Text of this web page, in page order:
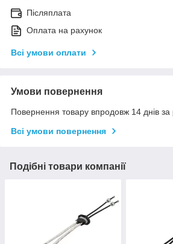
Післяплата
Оплата на рахунок
Всі умови оплати
Умови повернення
Повернення товару впродовж 14 днів за
Всі умови повернення
Подібні товари компанії